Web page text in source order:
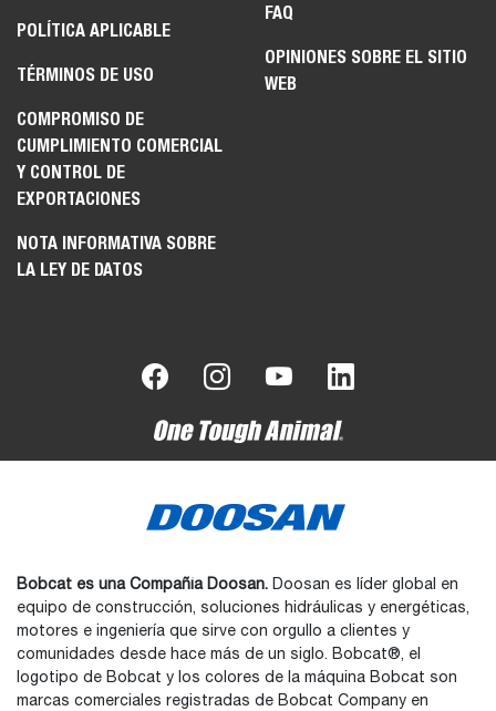
POLÍTICA APLICABLE
TÉRMINOS DE USO
COMPROMISO DE
CUMPLIMIENTO COMERCIAL
Y CONTROL DE
EXPORTACIONES
NOTA INFORMATIVA SOBRE
LA LEY DE DATOS
FAQ
OPINIONES SOBRE EL SITIO
WEB
Bobcat es una Compañía Doosan. Doosan es líder global en
equipo de construcción, soluciones hidráulicas y energéticas,
motores e ingeniería que sirve con orgullo a clientes y
comunidades desde hace más de un siglo. Bobcat®, el
logotipo de Bobcat y los colores de la máquina Bobcat son
marcas comerciales registradas de Bobcat Company en